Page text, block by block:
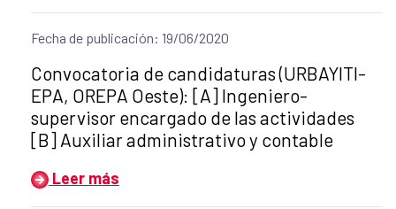
Fecha de publicación: 19/06/2020
Título del anuncio:
Convocatoria de candidaturas (URBAYITI-
EPA, OREPA Oeste): [A] Ingeniero-
supervisor encargado de las actividades
[B] Auxiliar administrativo y contable
Leer más